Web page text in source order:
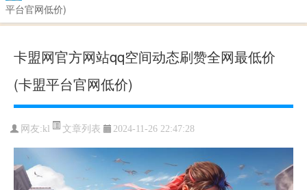
平台官网低价)
卡盟网官方网站qq空间动态刷赞全网最低价
(卡盟平台官网低价)
网友:kl 文章列表 2024-11-26 22:47:28